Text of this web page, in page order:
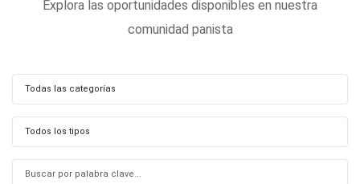
Explora las oportunidades disponibles en nuestra
comunidad panista